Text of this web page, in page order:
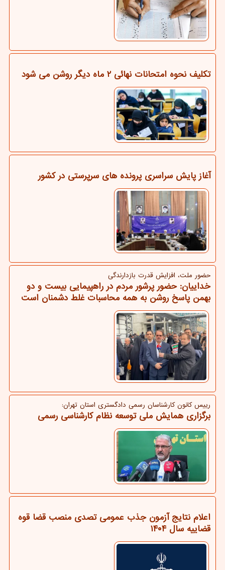
تکلیف نحوه امتحانات نهائی ۲ ماه دیگر روشن می شود
آغاز پایش سراسری پرونده های سرپرستی در کشور
حضور ملت، افزایش قدرت بازدارندگی
خداییان: حضور پرشور مردم در راهپیمایی بیست و دو
بهمن پاسخ روشن به همه محاسبات غلط دشمنان است
رییس كانون كارشناسان رسمی دادگستری استان تهران:
برگزاری همایش ملی توسعه نظام کارشناسی رسمی
اعلام نتایج آزمون جذب عمومی تصدی منصب قضا قوه
قضاییه سال ۱۴۰۴